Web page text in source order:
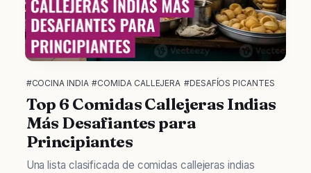
#COCINA INDIA #COMIDA CALLEJERA #DESAFÍOS PICANTES
Top 6 Comidas Callejeras Indias
Más Desafiantes para
Principiantes
Una lista clasificada de comidas callejeras indias